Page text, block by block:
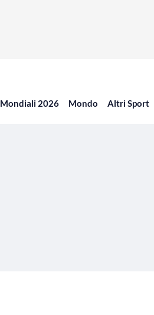
Mondiali 2026 Mondo Altri Sport